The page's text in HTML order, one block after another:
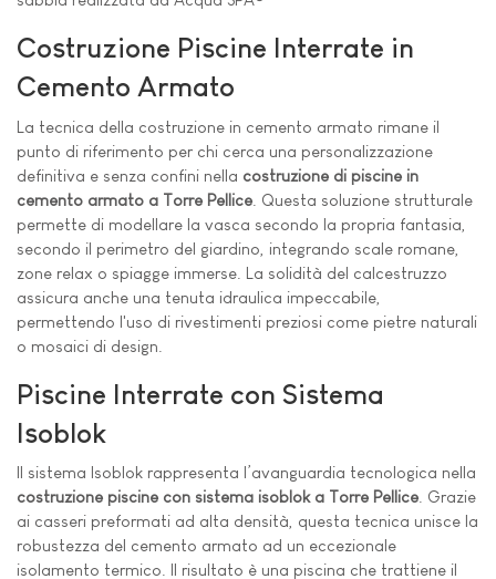
Costruzione Piscine Interrate in
Cemento Armato
La tecnica della costruzione in cemento armato rimane il
punto di riferimento per chi cerca una personalizzazione
definitiva e senza confini nella costruzione di piscine in
cemento armato a Torre Pellice . Questa soluzione strutturale
permette di modellare la vasca secondo la propria fantasia,
secondo il perimetro del giardino, integrando scale romane,
zone relax o spiagge immerse. La solidità del calcestruzzo
assicura anche una tenuta idraulica impeccabile,
permettendo l'uso di rivestimenti preziosi come pietre naturali
o mosaici di design.
Piscine Interrate con Sistema
Isoblok
Il sistema Isoblok rappresenta l’avanguardia tecnologica nella
costruzione piscine con sistema isoblok a Torre Pellice . Grazie
ai casseri preformati ad alta densità, questa tecnica unisce la
robustezza del cemento armato ad un eccezionale
isolamento termico. Il risultato è una piscina che trattiene il